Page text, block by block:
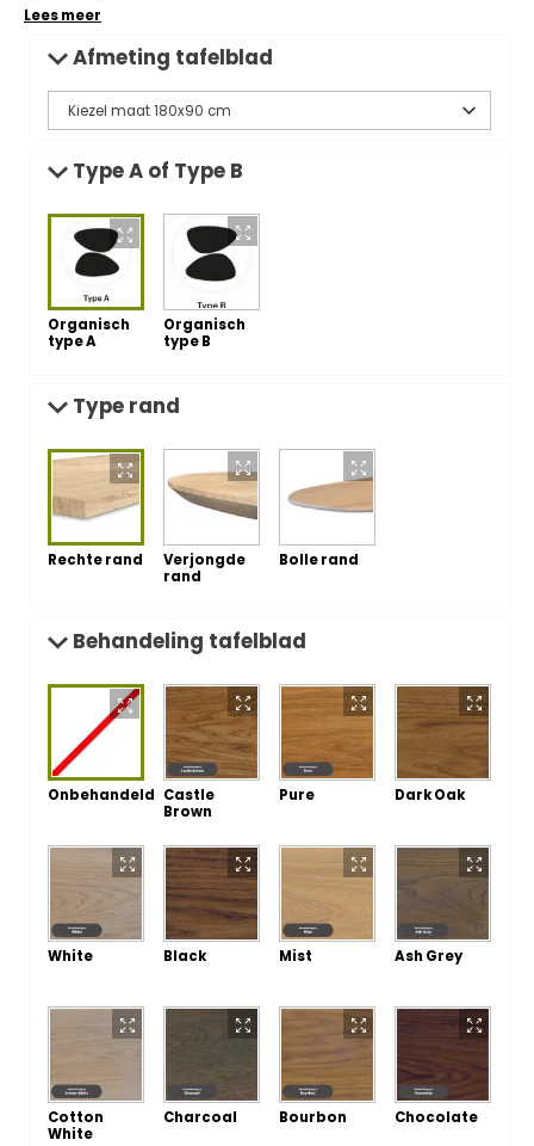
Lees meer
Afmeting tafelblad
Type A of Type B
Organisch
type A
Organisch
type B
Type rand
Rechte rand
Verjongde
rand
Bolle rand
Behandeling tafelblad
Onbehandeld Castle
Brown
Pure Dark Oak
White Black Mist Ash Grey
Cotton
White
Charcoal Bourbon Chocolate